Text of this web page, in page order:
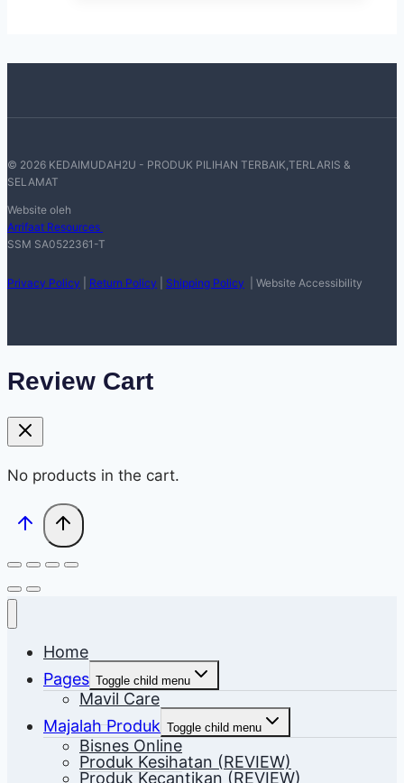
© 2026 KEDAIMUDAH2U - PRODUK PILIHAN TERBAIK,TERLARIS &
SELAMAT
Website oleh
Arrifaat Resources
SSM SA0522361-T
Privacy Policy Return Policy Shipping Policy | Website Accessibility
Review Cart
No products in the cart.
Home
Pages Toggle child menu
Mavil Care
Majalah Produk Toggle child menu
Bisnes Online
Produk Kesihatan (REVIEW)
Produk Kecantikan (REVIEW)